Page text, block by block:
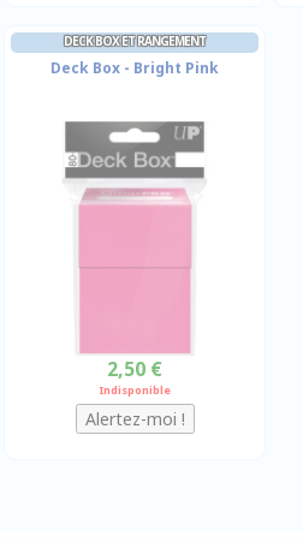
DECK BOX ET RANGEMENT
Deck Box - Bright Pink
2,50 €
Indisponible